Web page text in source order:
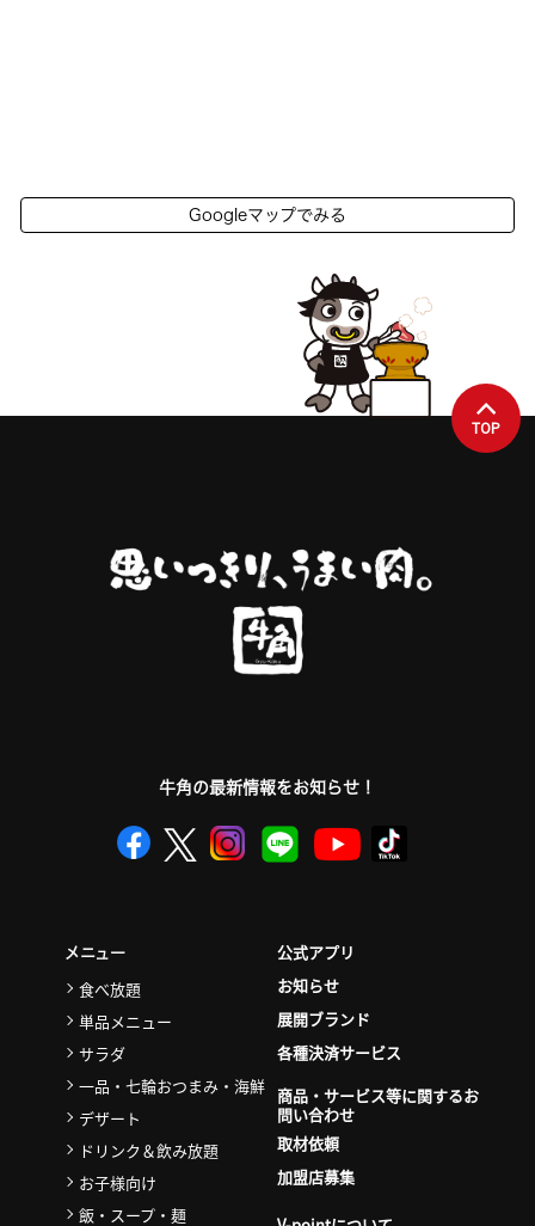
Googleマップでみる
TOP
牛角の最新情報をお知らせ！
メニュー
食べ放題
単品メニュー
サラダ
一品・七輪おつまみ・海鮮
デザート
ドリンク＆飲み放題
お子様向け
飯・スープ・麺
公式アプリ
お知らせ
展開ブランド
各種決済サービス
商品・サービス等に関するお
問い合わせ
取材依頼
加盟店募集